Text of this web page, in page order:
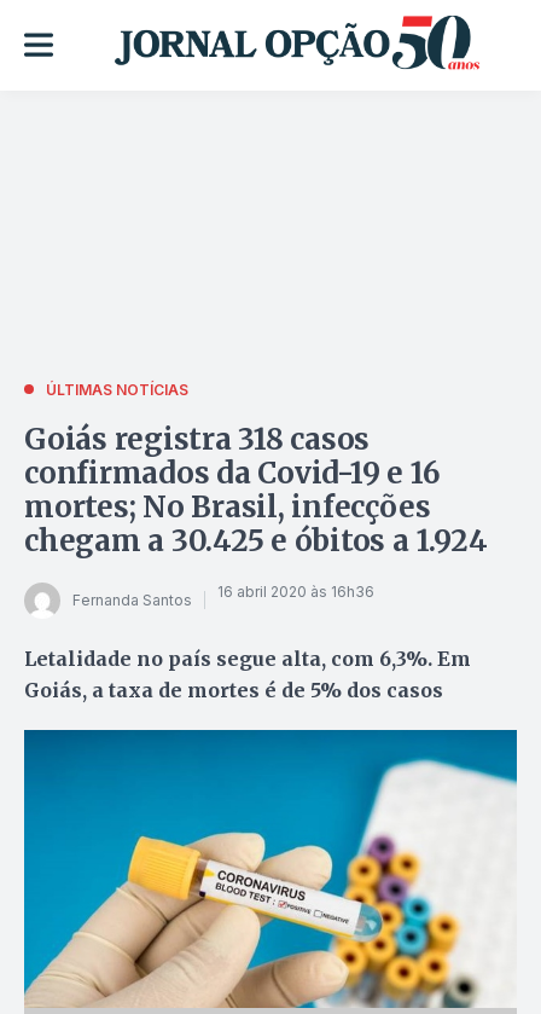
ÚLTIMAS NOTÍCIAS
Goiás registra 318 casos
confirmados da Covid-19 e 16
mortes; No Brasil, infecções
chegam a 30.425 e óbitos a 1.924
Fernanda Santos 16 abril 2020 às 16h36
Letalidade no país segue alta, com 6,3%. Em
Goiás, a taxa de mortes é de 5% dos casos